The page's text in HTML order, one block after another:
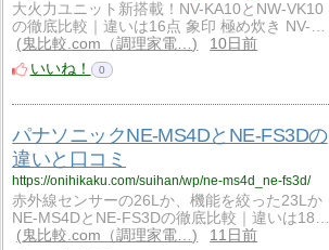
大火力ユニット新搭載！NV-KA10とNW-VK10
の徹底比較｜違いは16点 象印 極め炊き NV-…
鬼比較.com（調理家電…
10日前
いいね！
0
パナソニックNE-MS4DとNE-FS3Dの
違いと口コミ
https://onihikaku.com/suihan/wp/ne-ms4d_ne-fs3d/
赤外線センサーの26Lか、機能を絞った23Lか
NE-MS4DとNE-FS3Dの徹底比較｜違いは18…
鬼比較.com（調理家電…
11日前